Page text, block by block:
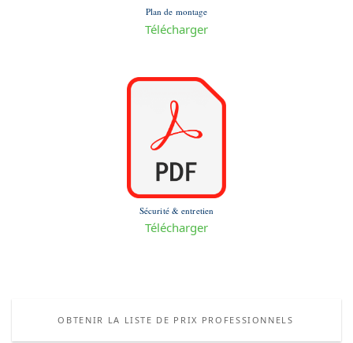
Plan de montage
Télécharger
Sécurité & entretien
Télécharger
OBTENIR LA LISTE DE PRIX PROFESSIONNELS